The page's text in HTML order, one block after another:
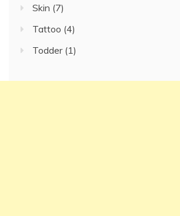
Skin (7)
Tattoo (4)
Todder(1)